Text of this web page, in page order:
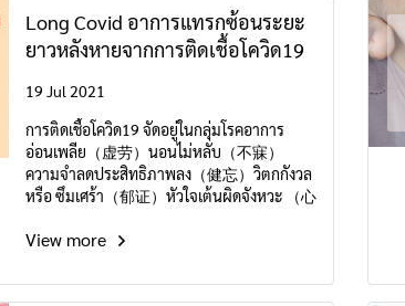
Long Covid อาการแทรกซ้อนระยะ
ยาวหลังหายจากการติดเชื้อโควิด19
19 Jul 2021
การติดเชื้อโควิด19 จัดอยู่ในกลุ่มโรคอาการ
อ่อนเพลีย（虚劳）นอนไม่หลับ（不寐）
ความจำลดประสิทธิภาพลง（健忘）วิตกกังวล
หรือ ซึมเศร้า（郁证）หัวใจเต้นผิดจังหวะ （心
ปอด（肺痿/肺胀）ปวดหัว（头痛）กล้าม
View more